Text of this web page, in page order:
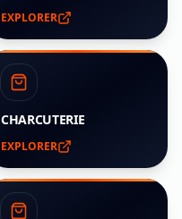
EXPLORER
CHARCUTERIE
EXPLORER